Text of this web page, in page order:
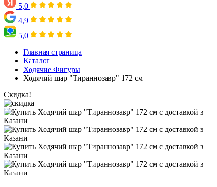
5,0
4,9
5,0
Главная страница
Каталог
Ходячие Фигуры
Ходячий шар "Тираннозавр" 172 см
Скидка!